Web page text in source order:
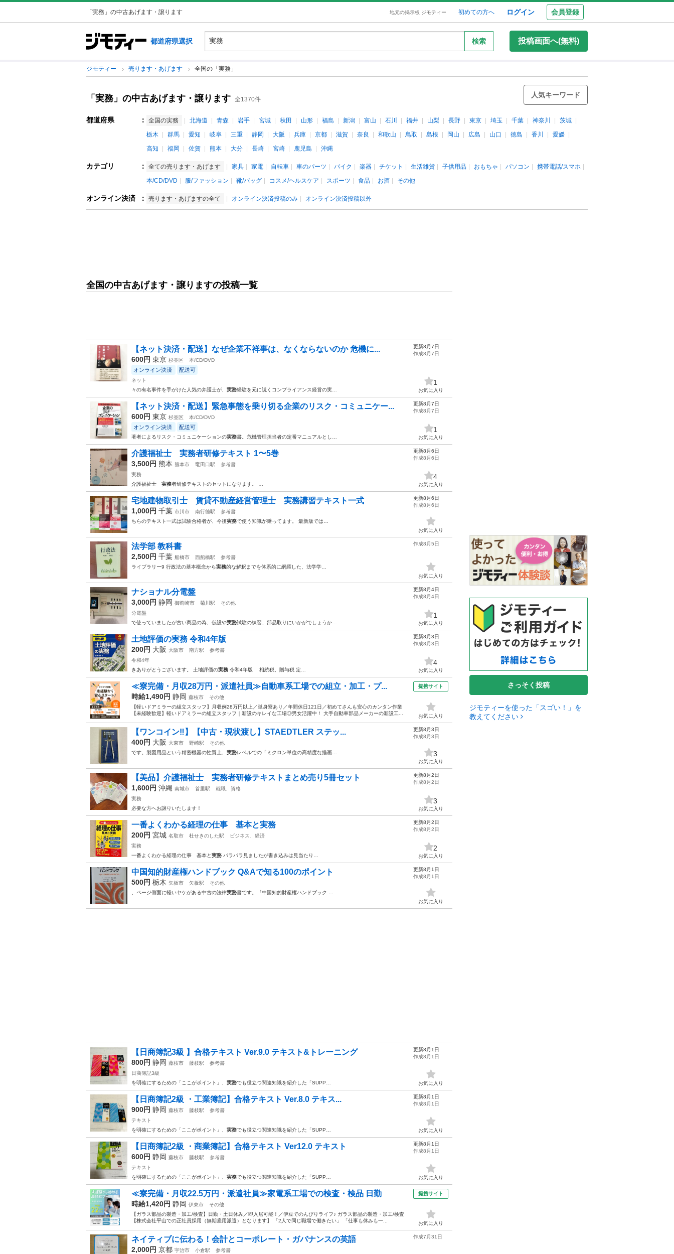
「実務」の中古あげます・譲ります 地元の掲示板 ジモティー 初めての方へ ログイン 会員登録
都道府県選択 検索 投稿画面へ(無料)
ジモティー 売ります・あげます 全国の「実務」
「実務」の中古あげます・譲ります 全1370件
人気キーワード
都道府県 ： 全国の実務 北海道 青森 岩手 宮城 秋田 山形 福島 新潟 富山 石川 福井 山梨 長野 東京 埼玉 千葉 神奈川
茨城
栃木
群馬 愛知 岐阜 三重 静岡 大阪 兵庫 京都 滋賀 奈良 和歌山 鳥取 島根 岡山 広島 山口 徳島 香川
愛媛
高知
福岡 佐賀 熊本 大分 長崎 宮崎 鹿児島 沖縄
カテゴリ ： 全ての売ります・あげます 家具 家電 自転車 車のパーツ バイク 楽器 チケット 生活雑貨 子供用品 おもちゃ パソコン
携帯電話/スマホ
本/CD/DVD
服/ファッション 靴/バッグ コスメ/ヘルスケア スポーツ 食品 お酒 その他
オンライン決済 ： 売ります・あげますの全て オンライン決済投稿のみ オンライン決済投稿以外
全国の中古あげます・譲りますの投稿一覧
【ネット決済・配送】なぜ企業不祥事は、なくならないのか 危機に...
600円 東京 杉並区 本/CD/DVD
オンライン決済 配送可
ネット
々の有名事件を手がけた人気の弁護士が、 実務経験を元に説くコンプライアンス経営の実…
更新8月7日
作成8月7日
1
お気に入り
【ネット決済・配送】緊急事態を乗り切る企業のリスク・コミュニケー...
600円 東京 杉並区 本/CD/DVD
オンライン決済 配送可
著者によるリスク・コミュニケーションの実務書。危機管理担当者の定番マニュアルとし…
更新8月7日
作成8月7日
1
お気に入り
介護福祉士 実務者研修テキスト 1〜5巻
3,500円 熊本 熊本市 竜田口駅
参考書
実務
介護福祉士 実務者研修テキストのセットになります。 …
更新8月6日
作成8月6日
4
お気に入り
宅地建物取引士 賃貸不動産経営管理士 実務講習テキスト一式
1,000円 千葉 市川市 南行徳駅
参考書
ちらのテキスト一式は試験合格者が、今後実務で使う知識が乗ってます。 最新版では…
更新8月6日
作成8月6日
お気に入り
法学部 教科書
2,500円 千葉 船橋市 西船橋駅
参考書
ライブラリー9 行政法の基本概念から実務的な解釈までを体系的に網羅した、法学学…
作成8月5日
お気に入り
ナショナル分電盤
3,000円 静岡 御前崎市 菊川駅
その他
分電盤
で使っていましたが古い商品の為、仮設や実務試験の練習、部品取りにいかがでしょうか…
更新8月4日
作成8月4日
1
お気に入り
土地評価の実務 令和4年版
200円 大阪 大阪市 南方駅
参考書
令和4年
きありがとうございます。 土地評価の実務 令和4年版 相続税、贈与税 定…
更新8月3日
作成8月3日
4
お気に入り
≪寮完備・月収28万円・派遣社員≫自動車系工場での組立・加工・プ...
時給1,490円 静岡 藤枝市
その他
【軽いドアミラーの組立スタッフ】月収例28万円以上／単身寮あり／年間休日121日／初めてさんも安心のカンタン作業
【未経験歓迎】軽いドアミラーの組立スタッフ｜新設のキレイな工場◎男女活躍中！ 大手自動車部品メーカーの新設工...
提携サイト
お気に入り
【ワンコイン‼︎】​【中古・現状渡し】STAEDTLER ステッ...
400円 大阪 大東市 野崎駅
その他
です。製図用品という精密機器の性質上、 実務レベルでの「ミクロン単位の高精度な描画…
更新8月3日
作成8月3日
3
お気に入り
【美品】介護福祉士 実務者研修テキストまとめ売り5冊セット
1,600円 沖縄 南城市 首里駅
就職、資格
実務
必要な方へお譲りいたします！
更新8月2日
作成8月2日
3
お気に入り
一番よくわかる経理の仕事 基本と実務
200円 宮城 名取市 杜せきのした駅
ビジネス、経済
実務
一番よくわかる経理の仕事 基本と実務 パラパラ見ましたが書き込みは見当たり…
更新8月2日
作成8月2日
2
お気に入り
中国知的財産権ハンドブック Q&Aで知る100のポイント
500円 栃木 矢板市 矢板駅
その他
、ページ側面に軽いヤケがある中古の法律実務書です。『中国知的財産権ハンドブック …
更新8月1日
作成8月1日
お気に入り
【日商簿記3級 】合格テキスト Ver.9.0 テキスト&トレーニング
800円 静岡 藤枝市 藤枝駅
参考書
日商簿記3級
を明確にするための「ここがポイント」、 実務でも役立つ関連知識を紹介した「SUPP…
更新8月1日
作成8月1日
お気に入り
【日商簿記2級 ・工業簿記】合格テキスト Ver.8.0 テキス...
900円 静岡 藤枝市 藤枝駅
参考書
テキスト
を明確にするための「ここがポイント」、 実務でも役立つ関連知識を紹介した「SUPP…
更新8月1日
作成8月1日
お気に入り
【日商簿記2級 ・商業簿記】合格テキスト Ver12.0 テキスト
600円 静岡 藤枝市 藤枝駅
参考書
テキスト
を明確にするための「ここがポイント」、 実務でも役立つ関連知識を紹介した「SUPP…
更新8月1日
作成8月1日
お気に入り
≪寮完備・月収22.5万円・派遣社員≫家電系工場での検査・検品 日勤
時給1,420円 静岡 伊東市
その他
【ガラス部品の製造・加工/検査】日勤・土日休み／即入居可能！／伊豆でのんびりライフ♪ ガラス部品の製造・加工/検査
【株式会社平山での正社員採用（無期雇用派遣）となります】 「2人で同じ職場で働きたい」 「仕事も休みも一...
提携サイト
お気に入り
ネイティブに伝わる！会計とコーポレート・ガバナンスの英語
2,000円 京都 宇治市 小倉駅
参考書
作成7月31日
さっそく投稿
ジモティーを使った「スゴい！」を
教えてください